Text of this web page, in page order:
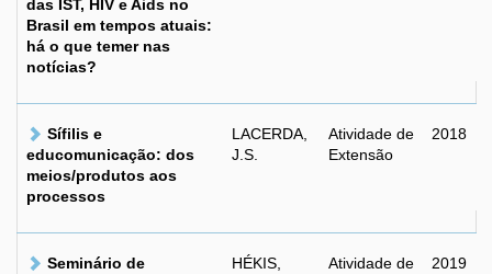
das IST, HIV e Aids no
Brasil em tempos atuais:
há o que temer nas
notícias?
Sífilis e
educomunicação: dos
meios/produtos aos
processos
LACERDA,
J.S.
Atividade de
Extensão
2018
Seminário de
HÉKIS,
Atividade de
2019